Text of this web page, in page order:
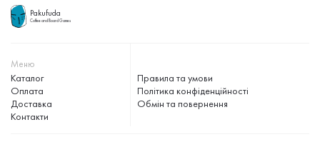
Pakufuda
Coffee and Board Games
Меню
Каталог
Оплата
Доставка
Контакти
Правила та умови
Політика конфіденційності
Обмін та повернення